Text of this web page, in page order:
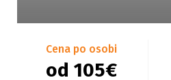
Cena po osobi
od 105€